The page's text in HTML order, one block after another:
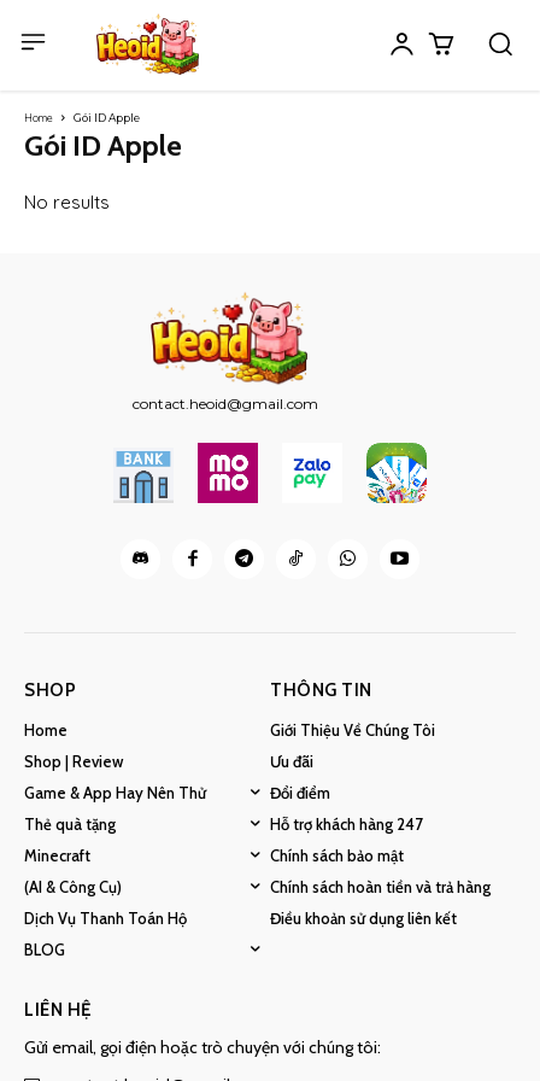
Home Gói ID Apple
Gói ID Apple
contact.heoid@gmail.com
SHOP
Home
Shop | Review
Game & App Hay Nên Thử
Thẻ quà tặng
Minecraft
(AI & Công Cụ)
Dịch Vụ Thanh Toán Hộ
BLOG
THÔNG TIN
Giới Thiệu Về Chúng Tôi
Ưu đãi
Đổi điểm
Hỗ trợ khách hàng 247
Chính sách bảo mật
Chính sách hoàn tiền và trả hàng
Điều khoản sử dụng liên kết
LIÊN HỆ
Gửi email, gọi điện hoặc trò chuyện với chúng tôi: